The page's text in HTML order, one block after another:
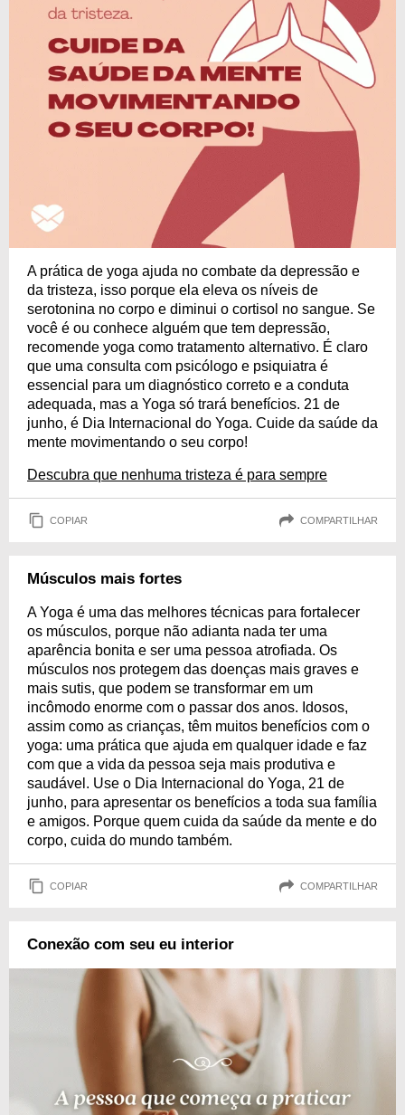
A prática de yoga ajuda no combate da depressão e
da tristeza, isso porque ela eleva os níveis de
serotonina no corpo e diminui o cortisol no sangue. Se
você é ou conhece alguém que tem depressão,
recomende yoga como tratamento alternativo. É claro
que uma consulta com psicólogo e psiquiatra é
essencial para um diagnóstico correto e a conduta
adequada, mas a Yoga só trará benefícios. 21 de
junho, é Dia Internacional do Yoga. Cuide da saúde da
mente movimentando o seu corpo!
Descubra que nenhuma tristeza é para sempre
COPIAR COMPARTILHAR
Músculos mais fortes
A Yoga é uma das melhores técnicas para fortalecer
os músculos, porque não adianta nada ter uma
aparência bonita e ser uma pessoa atrofiada. Os
músculos nos protegem das doenças mais graves e
mais sutis, que podem se transformar em um
incômodo enorme com o passar dos anos. Idosos,
assim como as crianças, têm muitos benefícios com o
yoga: uma prática que ajuda em qualquer idade e faz
com que a vida da pessoa seja mais produtiva e
saudável. Use o Dia Internacional do Yoga, 21 de
junho, para apresentar os benefícios a toda sua família
e amigos. Porque quem cuida da saúde da mente e do
corpo, cuida do mundo também.
COPIAR COMPARTILHAR
Conexão com seu eu interior